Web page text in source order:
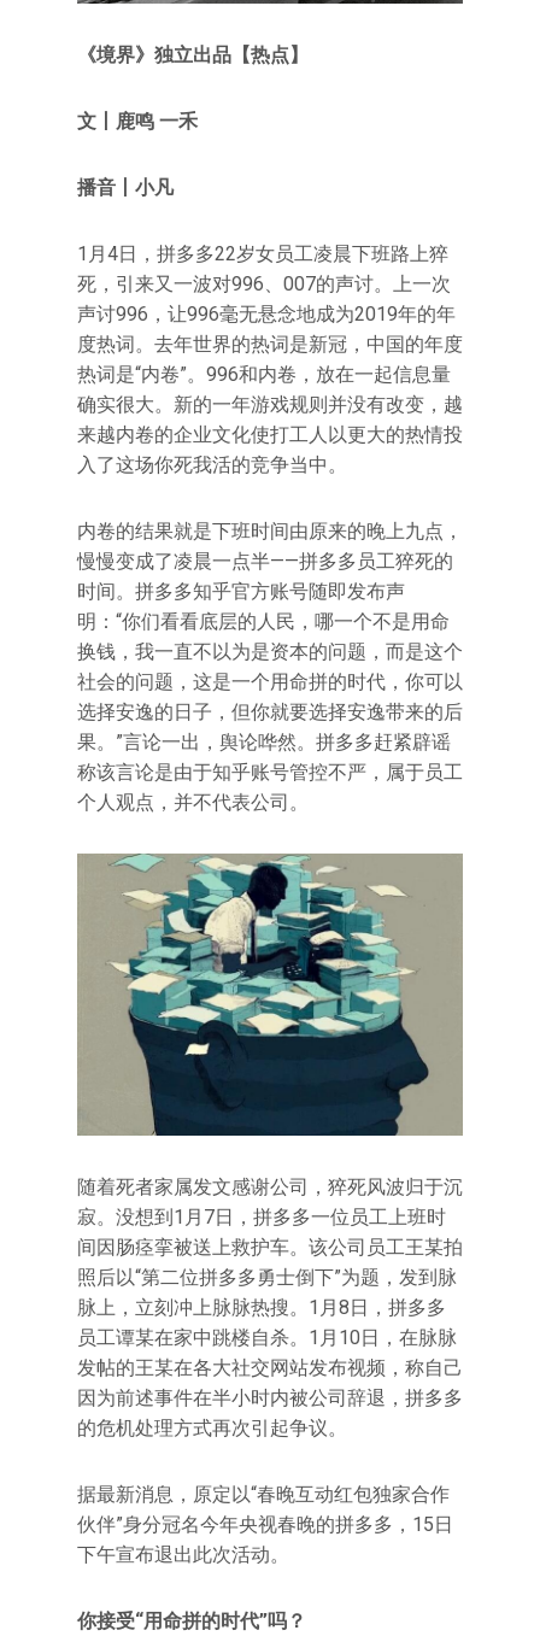
《境界》独立出品 【热点】
文 丨鹿鸣 一禾
播音丨小凡
1月4日，拼多多22岁女员工凌晨下班路上猝
死，引来又一波对996、007的声讨。上一次
声讨996，让996毫无悬念地成为2019年的年
度热词。去年世界的热词是新冠，中国的年度
热词是“内卷”。996和内卷，放在一起信息量
确实很大。新的一年游戏规则并没有改变，越
来越内卷的企业文化使打工人以更大的热情投
入了这场你死我活的竞争当中。
内卷的结果就是下班时间由原来的晚上九点，
慢慢变成了凌晨一点半——拼多多员工猝死的
时间。拼多多知乎官方账号随即发布声
明：“你们看看底层的人民，哪一个不是用命
换钱，我一直不以为是资本的问题，而是这个
社会的问题，这是一个用命拼的时代，你可以
选择安逸的日子，但你就要选择安逸带来的后
果。”言论一出，舆论哗然。拼多多赶紧辟谣
称该言论是由于知乎账号管控不严，属于员工
个人观点，并不代表公司。
随着死者家属发文感谢公司，猝死风波归于沉
寂。没想到1月7日，拼多多一位员工上班时
间因肠痉挛被送上救护车。该公司员工王某拍
照后以“第二位拼多多勇士倒下”为题，发到脉
脉上，立刻冲上脉脉热搜。1月8日，拼多多
员工谭某在家中跳楼自杀。1月10日，在脉脉
发帖的王某在各大社交网站发布视频，称自己
因为前述事件在半小时内被公司辞退，拼多多
的危机处理方式再次引起争议。
据最新消息，原定以“春晚互动红包独家合作
伙伴”身分冠名今年央视春晚的拼多多，15日
下午宣布退出此次活动。
你接受“用命拼的时代”吗？